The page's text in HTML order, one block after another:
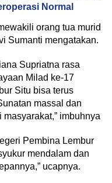
Normal
orang tua murid
Sumanti mengatakan.
Supriatna rasa
Milad ke-17
Situ bisa terus
massal dan
imbuhnya
Pembina Lembur
mendalam dan
ucapnya.